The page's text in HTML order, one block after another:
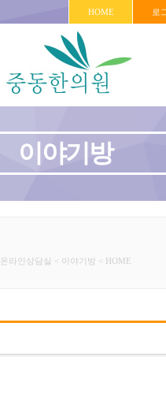
HOME 로
이야기방
온라인상담실 < 이야기방 < HOME